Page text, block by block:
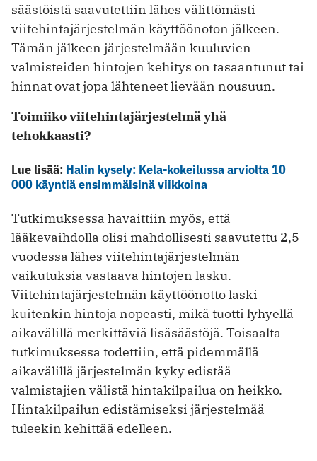
säästöistä saavutettiin lähes välittömästi
viitehintajärjestelmän käyttöönoton jälkeen.
Tämän jälkeen järjestelmään kuuluvien
valmisteiden hintojen kehitys on tasaantunut tai
hinnat ovat jopa lähteneet lievään nousuun.
Toimiiko viitehintajärjestelmä yhä
tehokkaasti?
Lue lisää: Halin kysely: Kela-kokeilussa arviolta 10
000 käyntiä ensimmäisinä viikkoina
Tutkimuksessa havaittiin myös, että
lääkevaihdolla olisi mahdollisesti saavutettu 2,5
vuodessa lähes viitehintajärjestelmän
vaikutuksia vastaava hintojen lasku.
Viitehintajärjestelmän käyttöönotto laski
kuitenkin hintoja nopeasti, mikä tuotti lyhyellä
aikavälillä merkittäviä lisäsäästöjä. Toisaalta
tutkimuksessa todettiin, että pidemmällä
aikavälillä järjestelmän kyky edistää
valmistajien välistä hintakilpailua on heikko.
Hintakilpailun edistämiseksi järjestelmää
tuleekin kehittää edelleen.